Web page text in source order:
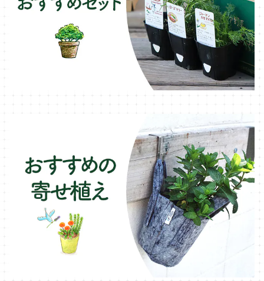
ヒソップ・ハーブ苗
オレガノ・ハーブ苗
ラベンダー・ハーブ苗
ローズマリー・ハーブ苗
ガーデンベジタ・イタリア野菜
ファイバー製プランター
ブリキ製プランター
シェード
テーブル・チェア・ベンチ